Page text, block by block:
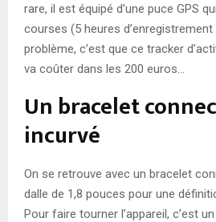
rare, il est équipé d’une puce GPS
courses (5 heures
problème, c’est que ce tracker
va coûter dans les 200 euros…
Un bracelet
incurvé
On se retrouve avec un bracelet
dalle de 1,8 pouces pour une
Pour faire tourner l’appareil, c’est